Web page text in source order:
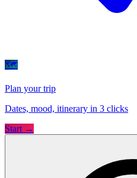
🗺
Plan your trip
Dates, mood, itinerary in 3 clicks
Start →